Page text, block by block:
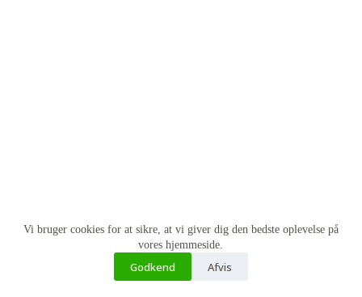
Vi bruger cookies for at sikre, at vi giver dig den bedste oplevelse på
vores hjemmeside.
Godkend Afvis
FASTNET TELEFONI
GlostrupNet